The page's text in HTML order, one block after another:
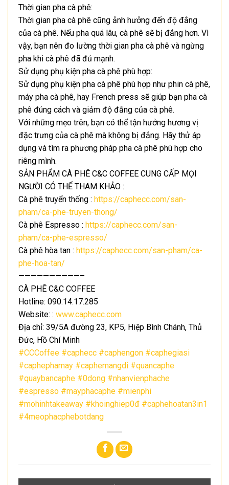
Thời gian pha cà phê:
Thời gian pha cà phê cũng ảnh hưởng đến độ đắng
của cà phê. Nếu pha quá lâu, cà phê sẽ bị đắng hơn. Vì
vậy, bạn nên đo lường thời gian pha cà phê và ngừng
pha khi cà phê đã đủ mạnh.
Sử dụng phụ kiện pha cà phê phù hợp:
Sử dụng phụ kiện pha cà phê phù hợp như phin cà phê,
máy pha cà phê, hay French press sẽ giúp bạn pha cà
phê đúng cách và giảm độ đắng của cà phê.
Với những mẹo trên, bạn có thể tận hưởng hương vị
đặc trưng của cà phê mà không bị đắng. Hãy thử áp
dụng và tìm ra phương pháp pha cà phê phù hợp cho
riêng mình.
SẢN PHẨM CÀ PHÊ C&C COFFEE CUNG CẤP MỌI
NGƯỜI CÓ THỂ THAM KHẢO :
Cà phê truyển thống : https://caphecc.com/san-
pham/ca-phe-truyen-thong/
Cà phê Espresso : https://caphecc.com/san-
pham/ca-phe-espresso/
Cà phê hòa tan : https://caphecc.com/san-pham/ca-
phe-hoa-tan/
——————————–
CÀ PHÊ C&C COFFEE
Hotline: 090.14.17.285
Website: : www.caphecc.com
Địa chỉ: 39/5A đường 23, KP5, Hiệp Bình Chánh, Thủ
Đức, Hồ Chí Minh
#CCCoffee #caphecc #caphengon #caphegiasi
#caphephamay #caphemangdi #quancaphe
#quaybancaphe #0dong #nhanvienphache
#espresso #mayphacaphe #mienphi
#mohinhtakeaway #khoinghiep0đ #caphehoatan3in1
#4meophacphebotdang